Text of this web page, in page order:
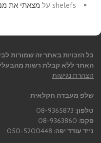
shelefs על מצאתי את
כל הזכויות באתר זה שמורות
האתר ללא קבלת רשות
הצהרת נגישות
שלפ מעבדה חקלאית
טלפון:
פקס:
נייד עודד יפה: